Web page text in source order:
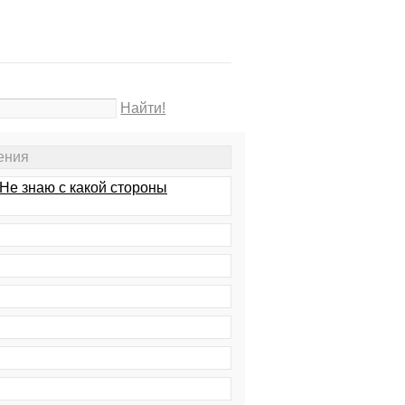
Найти!
знаю с какой стороны